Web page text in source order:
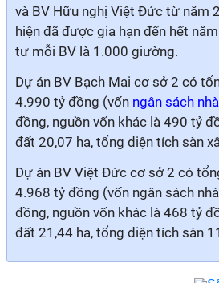
và BV Hữu nghị Việt Đức từ năm
hiện đã được gia hạn đến hết
tư mỗi BV là 1.000 giường.
Dự án BV Bạch Mai cơ sở 2 có
4.990 tỷ đồng (vốn ngân sách
đồng, nguồn vốn khác là 490 tỷ
đất 20,07 ha, tổng diện tích sàn
Dự án BV Việt Đức cơ sở 2 có
4.968 tỷ đồng (vốn ngân sách
đồng, nguồn vốn khác là 468 tỷ
đất 21,44 ha, tổng diện tích sàn